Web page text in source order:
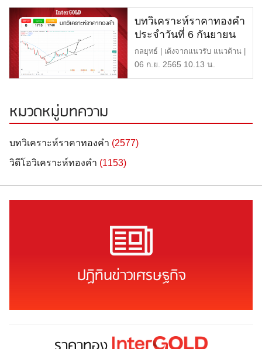
บทวิเคราะห์ราคาทองคำ
ประจำวันที่ 6 กันยายน
2565
กลยุทธ์ | เด้งจากแนวรับ แนวต้าน |
1,740 หรือ 29,800 บาท […]
06 ก.ย. 2565 10.13 น.
หมวดหมู่บทความ
บทวิเคราะห์ราคาทองคำ (2577)
วิดีโอวิเคราะห์ทองคำ (1153)
ปฏิทินข่าวเศรษฐกิจ